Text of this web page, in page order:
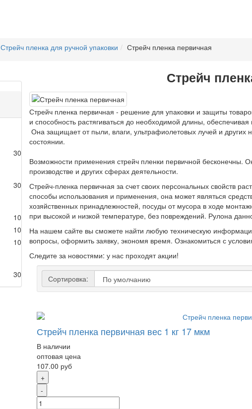
Стрейч пленка для ручной упаковки Стрейч пленка первичная
30
30
10
10
10
30
Стрейч
Стрейч пленка первичная - решение для упаковки и защиты
и способность растягиваться до необходимой длины,
Она защищает от пыли, влаги, ультрафиолетовых лучей и других
состоянии.
Возможности применения стрейч пленки первичной бесконечны.
производстве и других сферах деятельности.
Стрейч-пленка первичная за счет своих персональных свойств
способы использования и применения, она может являться
хозяйственных принадлежностей, посуды от мусора в ходе
при высокой и низкой температуре, без повреждений. Рулона
На нашем сайте вы сможете найти любую техническую
вопросы, оформить заявку, экономя время. Ознакомиться с
Следите за новостями: у нас проходят акции!
Сортировка:
Стрейч пленка первичная вес 1 кг 17 мкм
В наличии
оптовая цена
107.00 руб
+
-